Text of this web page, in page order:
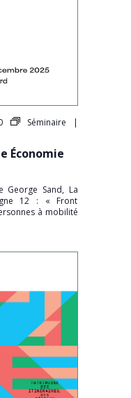
Séminaire |
Économie
George Sand, La
12 : « Front
à mobilité